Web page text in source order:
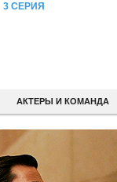
3 СЕРИЯ
АКТЕРЫ И КОМАНДА